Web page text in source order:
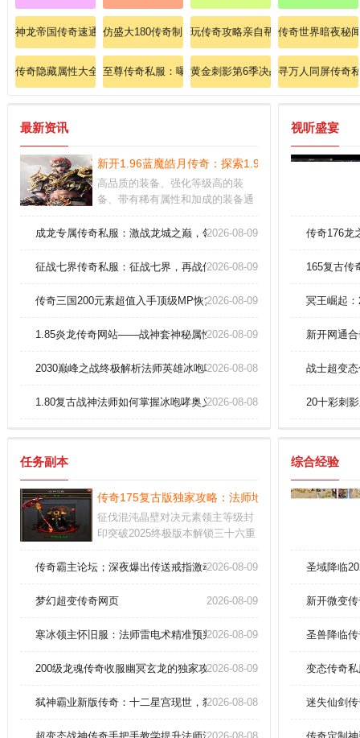
神龙帝国传奇速通法师英雄魔法盾无敌技巧大揭秘！
仿盛大180传奇制霸宝典：秒杀暗之魔龙的终极战术！
玩传奇攻略亲自帮玩家练习道士魔法
传奇世界暗夜秘
传奇隐藏属性大全：法师魔法盾反伤机制终极曝光！
至尊传奇私服：曝光私服爆率背后的惊人内幕！
黄金刺影第6季决战幽冥邪龙的终极
寻万人同屏传奇
最新资讯
新开1.96蓝魔皓月传奇：探索1.96版本全新开放的
高品质的装备、强化等级高的装
备、带有稀有属性和加成的装备通
场，占领城池，一直以来都是最刺
属于自己的独特风格，并与其他玩
成龙专属传奇私服：激战龙城之巅，领悟武道巅峰！
2026-08-09
征战七界传奇私服：征战七界，再战传奇，英雄之路，谁与争锋！
2026-08-09
传奇三国200元素超值入手顶级MP恢复丹2026-08-09
1.85炎龙传奇网站——战神套神秘属性图鉴2026-08-09
2030巅峰之战终极解析法师英雄冰咆哮全指南
2026-08-08
1.80复古战神法师如何掌握冰咆哮奥义！2026-08-08
视听盛宴
传奇176龙
165复古传
冥王崛起
新开网通
战士超变
20十彩刺
任务副本
传奇175复古版独家攻略：法师地狱雷光卡点绝技大
征伐混沌晶壁对决元素领主等级封
印突破2025终极版本解锁三十六重
遗宝历史版本紫装可淬炼为永恒之
传奇霸主论坛；深夜爆出传送戒指激动到失眠！
2026-08-09
梦幻超变传奇网页 2026-08-09
寒冰领主怀旧服：法师雷电术精准预判技巧三步速成
2026-08-09
200级龙魂传奇收服幽冥玄龙的独家攻略！2026-08-09
弑神霸业新版传奇：十二星宫现世，弑神套装秒杀全服！
2026-08-08
综合经验
圣域降临
新开微变
圣兽降临
变态传奇
迷失仙剑